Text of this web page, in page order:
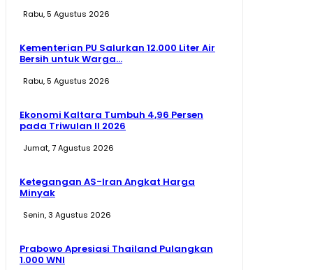
Rabu, 5 Agustus 2026
Kementerian PU Salurkan 12.000 Liter Air
Bersih untuk Warga...
Rabu, 5 Agustus 2026
Ekonomi Kaltara Tumbuh 4,96 Persen
pada Triwulan II 2026
Jumat, 7 Agustus 2026
Ketegangan AS-Iran Angkat Harga
Minyak
Senin, 3 Agustus 2026
Prabowo Apresiasi Thailand Pulangkan
1.000 WNI